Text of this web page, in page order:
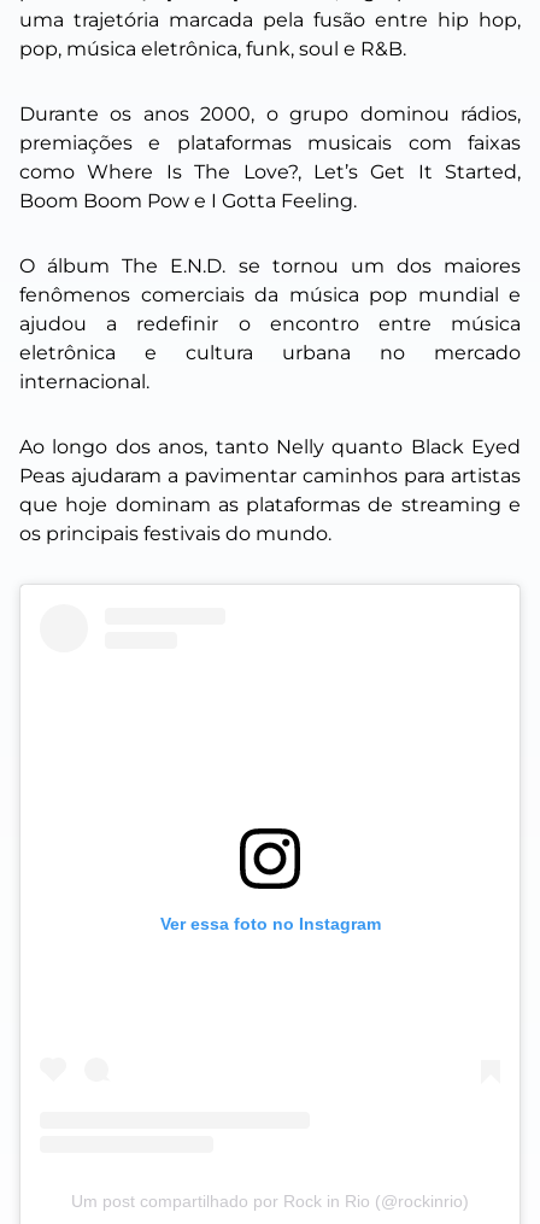
uma trajetória marcada pela fusão entre hip hop,
pop, música eletrônica, funk, soul e R&B.
Durante os anos 2000, o grupo dominou rádios,
premiações e plataformas musicais com faixas
como Where Is The Love?, Let’s Get It Started,
Boom Boom Pow e I Gotta Feeling.
O álbum The E.N.D. se tornou um dos maiores
fenômenos comerciais da música pop mundial e
ajudou a redefinir o encontro entre música
eletrônica e cultura urbana no mercado
internacional.
Ao longo dos anos, tanto Nelly quanto Black Eyed
Peas ajudaram a pavimentar caminhos para artistas
que hoje dominam as plataformas de streaming e
os principais festivais do mundo.
Ver essa foto no Instagram
Um post compartilhado por Rock in Rio (@rockinrio)